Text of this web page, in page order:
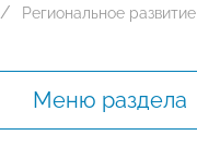
Региональное развитие
Меню раздела